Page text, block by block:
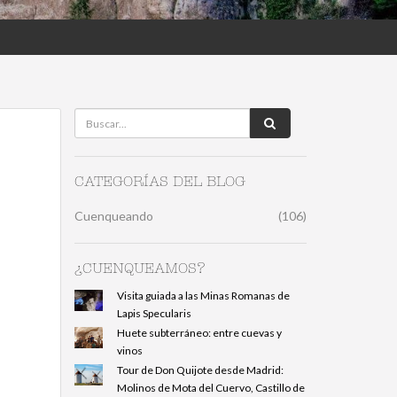
CATEGORÍAS DEL BLOG
Cuenqueando (106)
¿CUENQUEAMOS?
Visita guiada a las Minas Romanas de
Lapis Specularis
Huete subterráneo: entre cuevas y
vinos
Tour de Don Quijote desde Madrid:
Molinos de Mota del Cuervo, Castillo de